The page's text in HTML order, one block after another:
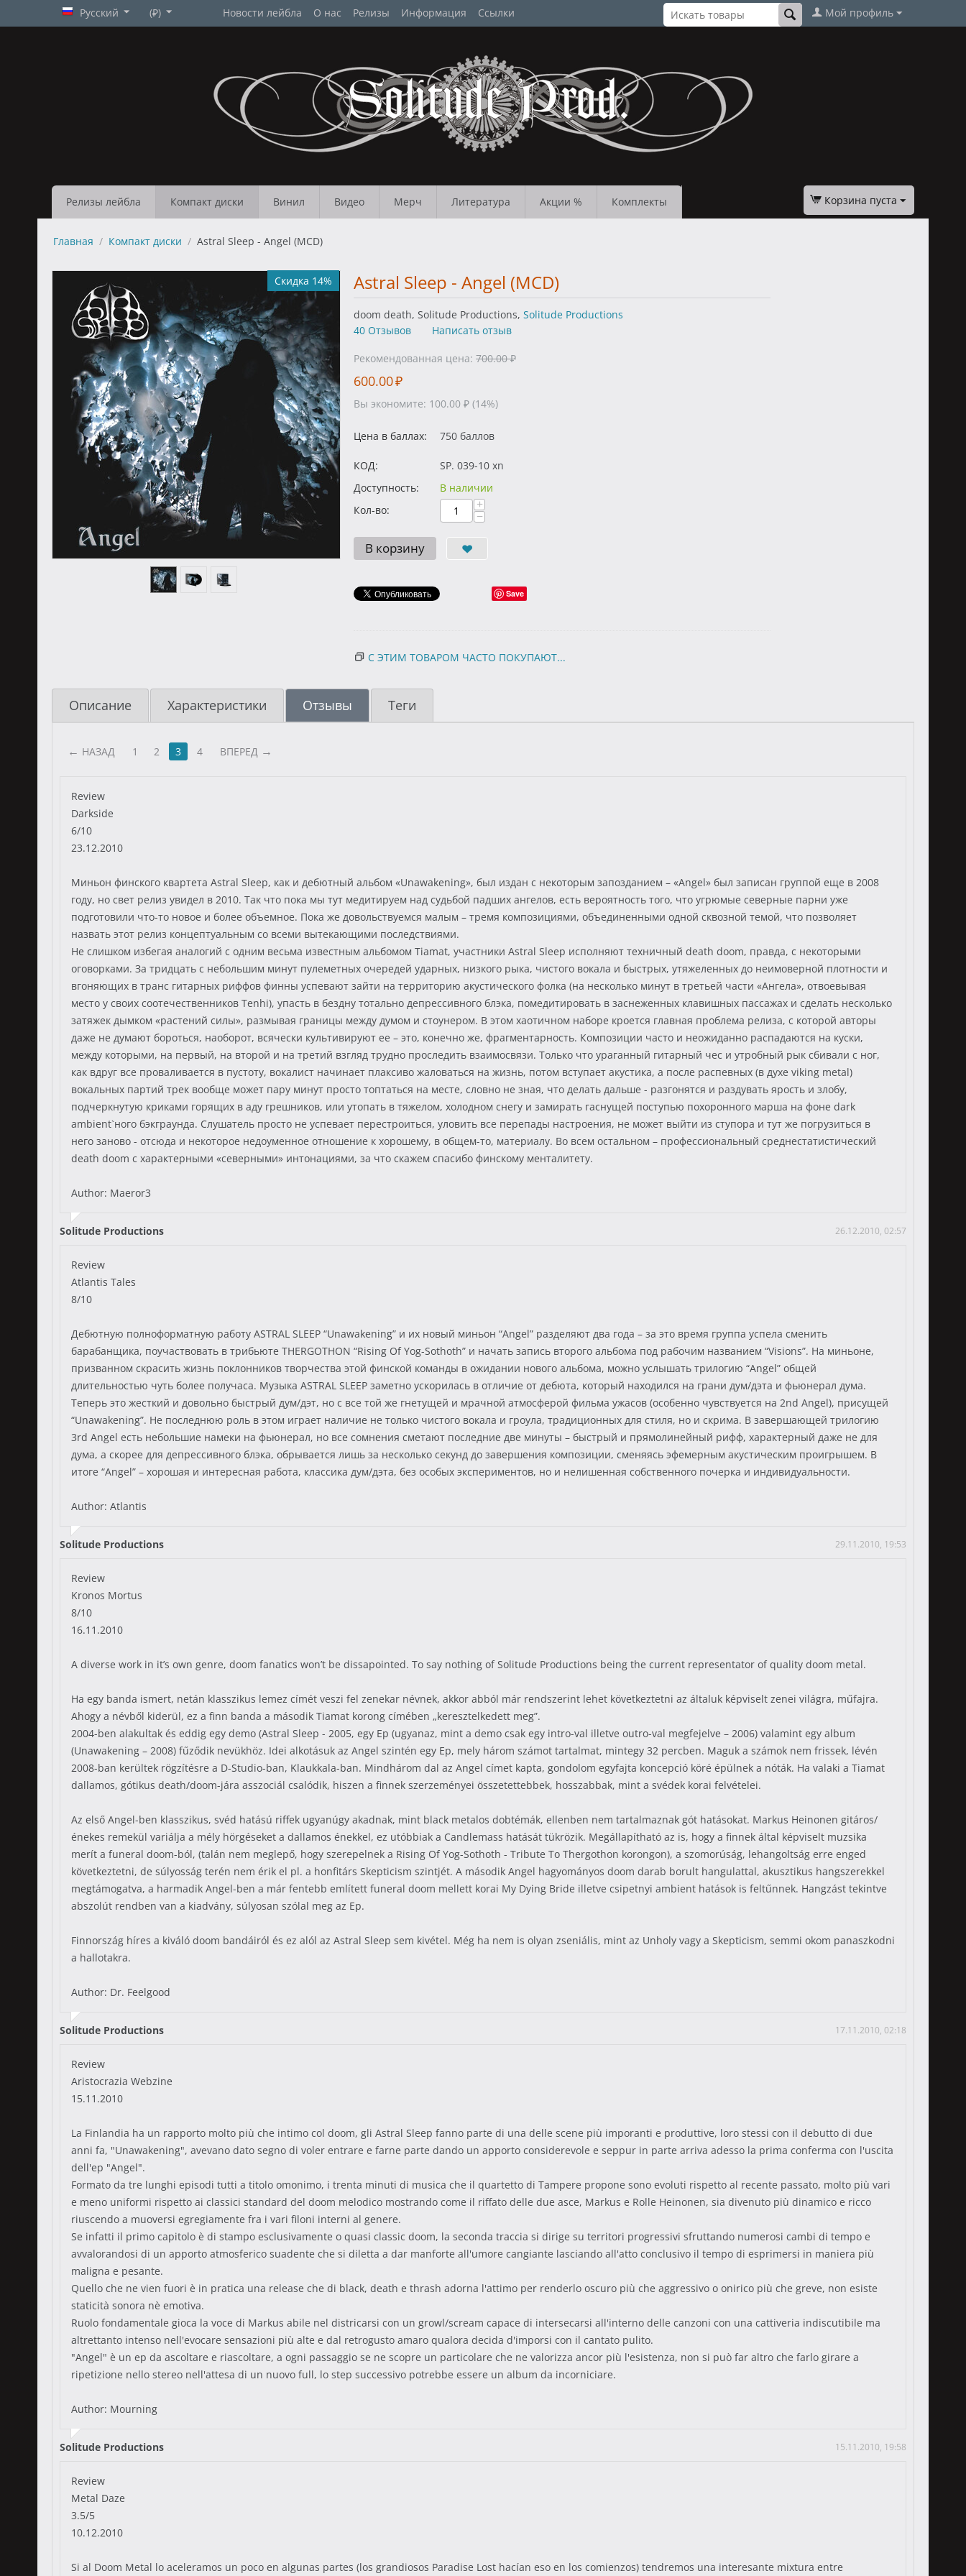
Русский (₽) Новости лейбла О нас Релизы Информация Ссылки Мой профиль
Релизы лейбла Компакт диски Винил Видео Мерч Литература Акции % Комплекты Корзина пуста
Главная / Компакт диски / Astral Sleep - Angel (MCD)
Скидка 14% Astral Sleep - Angel (MCD)
doom death, Solitude Productions, Solitude Productions
40 Отзывов
Написать отзыв
Рекомендованная цена: 700.00 ₽
600.00₽
Вы экономите: 100.00 ₽ (14%)
Цена в баллах: 750 баллов
КОД:
SP. 039-10 xn
Доступность:
В наличии
Кол-во:
+
−
В корзину
Save
С ЭТИМ ТОВАРОМ ЧАСТО ПОКУПАЮТ...
Описание Характеристики Отзывы Теги
НАЗАД 1 2 3 4 ВПЕРЕД
Review
Darkside
6/10
23.12.2010
Миньон финского квартета Astral Sleep, как и дебютный альбом «Unawakening», был издан с некоторым запозданием – «Angel» был записан группой еще в 2008
году, но свет релиз увидел в 2010. Так что пока мы тут медитируем над судьбой падших ангелов, есть вероятность того, что угрюмые северные парни уже
подготовили что-то новое и более объемное. Пока же довольствуемся малым – тремя композициями, объединенными одной сквозной темой, что позволяет
назвать этот релиз концептуальным со всеми вытекающими последствиями.
Не слишком избегая аналогий с одним весьма известным альбомом Tiamat, участники Astral Sleep исполняют техничный death doom, правда, с некоторыми
оговорками. За тридцать с небольшим минут пулеметных очередей ударных, низкого рыка, чистого вокала и быстрых, утяжеленных до неимоверной плотности и
вгоняющих в транс гитарных риффов финны успевают зайти на территорию акустического фолка (на несколько минут в третьей части «Ангела», отвоевывая
место у своих соотечественников Tenhi), упасть в бездну тотально депрессивного блэка, помедитировать в заснеженных клавишных пассажах и сделать несколько
затяжек дымком «растений силы», размывая границы между думом и стоунером. В этом хаотичном наборе кроется главная проблема релиза, с которой авторы
даже не думают бороться, наоборот, всячески культивируют ее – это, конечно же, фрагментарность. Композиции часто и неожиданно распадаются на куски,
между которыми, на первый, на второй и на третий взгляд трудно проследить взаимосвязи. Только что ураганный гитарный чес и утробный рык сбивали с ног,
как вдруг все проваливается в пустоту, вокалист начинает плаксиво жаловаться на жизнь, потом вступает акустика, а после распевных (в духе viking metal)
вокальных партий трек вообще может пару минут просто топтаться на месте, словно не зная, что делать дальше - разгонятся и раздувать ярость и злобу,
подчеркнутую криками горящих в аду грешников, или утопать в тяжелом, холодном снегу и замирать гаснущей поступью похоронного марша на фоне dark
ambient`ного бэкграунда. Слушатель просто не успевает перестроиться, уловить все перепады настроения, не может выйти из ступора и тут же погрузиться в
него заново - отсюда и некоторое недоуменное отношение к хорошему, в общем-то, материалу. Во всем остальном – профессиональный среднестатистический
death doom с характерными «северными» интонациями, за что скажем спасибо финскому менталитету.
Author: Maeror3
Solitude Productions 26.12.2010, 02:57
Review
Atlantis Tales
8/10
Дебютную полноформатную работу ASTRAL SLEEP “Unawakening” и их новый миньон “Angel” разделяют два года – за это время группа успела сменить
барабанщика, поучаствовать в трибьюте THERGOTHON “Rising Of Yog-Sothoth” и начать запись второго альбома под рабочим названием “Visions”. На миньоне,
призванном скрасить жизнь поклонников творчества этой финской команды в ожидании нового альбома, можно услышать трилогию “Angel” общей
длительностью чуть более получаса. Музыка ASTRAL SLEEP заметно ускорилась в отличие от дебюта, который находился на грани дум/дэта и фьюнерал дума.
Теперь это жесткий и довольно быстрый дум/дэт, но c все той же гнетущей и мрачной атмосферой фильма ужасов (особенно чувствуется на 2nd Angel), присущей
“Unawakening”. Не последнюю роль в этом играет наличие не только чистого вокала и гроула, традиционных для стиля, но и скрима. В завершающей трилогию
3rd Angel есть небольшие намеки на фьюнерал, но все сомнения сметают последние две минуты – быстрый и прямолинейный рифф, характерный даже не для
дума, а скорее для депрессивного блэка, обрывается лишь за несколько секунд до завершения композиции, сменяясь эфемерным акустическим проигрышем. В
итоге “Angel” – хорошая и интересная работа, классика дум/дэта, без особых экспериментов, но и нелишенная собственного почерка и индивидуальности.
Author: Atlantis
Solitude Productions 29.11.2010, 19:53
Review
Kronos Mortus
8/10
16.11.2010
A diverse work in it’s own genre, doom fanatics won’t be dissapointed. To say nothing of Solitude Productions being the current representator of quality doom metal.
Ha egy banda ismert, netán klasszikus lemez címét veszi fel zenekar névnek, akkor abból már rendszerint lehet következtetni az általuk képviselt zenei világra, műfajra.
Ahogy a névből kiderül, ez a finn banda a második Tiamat korong címében „keresztelkedett meg”.
2004-ben alakultak és eddig egy demo (Astral Sleep - 2005, egy Ep (ugyanaz, mint a demo csak egy intro-val illetve outro-val megfejelve – 2006) valamint egy album
(Unawakening – 2008) fűződik nevükhöz. Idei alkotásuk az Angel szintén egy Ep, mely három számot tartalmat, mintegy 32 percben. Maguk a számok nem frissek, lévén
2008-ban kerültek rögzítésre a D-Studio-ban, Klaukkala-ban. Mindhárom dal az Angel címet kapta, gondolom egyfajta koncepció köré épülnek a nóták. Ha valaki a Tiamat
dallamos, gótikus death/doom-jára asszociál csalódik, hiszen a finnek szerzeményei összetettebbek, hosszabbak, mint a svédek korai felvételei.
Az első Angel-ben klasszikus, svéd hatású riffek ugyanúgy akadnak, mint black metalos dobtémák, ellenben nem tartalmaznak gót hatásokat. Markus Heinonen gitáros/
énekes remekül variálja a mély hörgéseket a dallamos énekkel, ez utóbbiak a Candlemass hatását tükrözik. Megállapítható az is, hogy a finnek által képviselt muzsika
merít a funeral doom-ból, (talán nem meglepő, hogy szerepelnek a Rising Of Yog-Sothoth - Tribute To Thergothon korongon), a szomorúság, lehangoltság erre enged
következtetni, de súlyosság terén nem érik el pl. a honfitárs Skepticism szintjét. A második Angel hagyományos doom darab borult hangulattal, akusztikus hangszerekkel
megtámogatva, a harmadik Angel-ben a már fentebb említett funeral doom mellett korai My Dying Bride illetve csipetnyi ambient hatások is feltűnnek. Hangzást tekintve
abszolút rendben van a kiadvány, súlyosan szólal meg az Ep.
Finnország híres a kiváló doom bandáiról és ez alól az Astral Sleep sem kivétel. Még ha nem is olyan zseniális, mint az Unholy vagy a Skepticism, semmi okom panaszkodni
a hallotakra.
Author: Dr. Feelgood
Solitude Productions 17.11.2010, 02:18
Review
Aristocrazia Webzine
15.11.2010
La Finlandia ha un rapporto molto più che intimo col doom, gli Astral Sleep fanno parte di una delle scene più imporanti e produttive, loro stessi con il debutto di due
anni fa, "Unawakening", avevano dato segno di voler entrare e farne parte dando un apporto considerevole e seppur in parte arriva adesso la prima conferma con l'uscita
dell'ep "Angel".
Formato da tre lunghi episodi tutti a titolo omonimo, i trenta minuti di musica che il quartetto di Tampere propone sono evoluti rispetto al recente passato, molto più vari
e meno uniformi rispetto ai classici standard del doom melodico mostrando come il riffato delle due asce, Markus e Rolle Heinonen, sia divenuto più dinamico e ricco
riuscendo a muoversi egregiamente fra i vari filoni interni al genere.
Se infatti il primo capitolo è di stampo esclusivamente o quasi classic doom, la seconda traccia si dirige su territori progressivi sfruttando numerosi cambi di tempo e
avvalorandosi di un apporto atmosferico suadente che si diletta a dar manforte all'umore cangiante lasciando all'atto conclusivo il tempo di esprimersi in maniera più
maligna e pesante.
Quello che ne vien fuori è in pratica una release che di black, death e thrash adorna l'attimo per renderlo oscuro più che aggressivo o onirico più che greve, non esiste
staticità sonora nè emotiva.
Ruolo fondamentale gioca la voce di Markus abile nel districarsi con un growl/scream capace di intersecarsi all'interno delle canzoni con una cattiveria indiscutibile ma
altrettanto intenso nell'evocare sensazioni più alte e dal retrogusto amaro qualora decida d'imporsi con il cantato pulito.
"Angel" è un ep da ascoltare e riascoltare, a ogni passaggio se ne scopre un particolare che ne valorizza ancor più l'esistenza, non si può far altro che farlo girare a
ripetizione nello stereo nell'attesa di un nuovo full, lo step successivo potrebbe essere un album da incorniciare.
Author: Mourning
Solitude Productions 15.11.2010, 19:58
Review
Metal Daze
3.5/5
10.12.2010
Si al Doom Metal lo aceleramos un poco en algunas partes (los grandiosos Paradise Lost hacían eso en los comienzos) tendremos una interesante mixtura entre